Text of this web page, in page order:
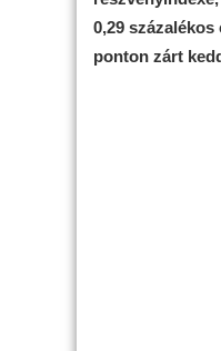
0,29 százalékos
ponton zárt